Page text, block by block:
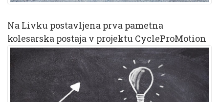
Na Livku postavljena prva pametna
kolesarska postaja v projektu CycleProMotion